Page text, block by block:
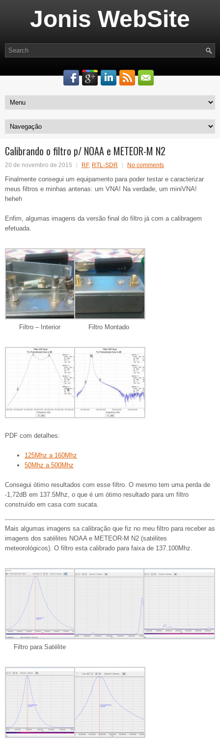
Jonis WebSite
Calibrando o filtro p/ NOAA e METEOR-M N2
20 de novembro de 2015 RF, RTL-SDR No comments
Finalmente consegui um equipamento para poder testar e caracterizar
meus filtros e minhas antenas: um VNA! Na verdade, um miniVNA!
heheh
Enfim, algumas imagens da versão final do filtro já com a calibragem
efetuada.
Filtro – Interior Filtro Montado
PDF com detalhes:
125Mhz a 160Mhz
50Mhz a 500Mhz
Consegui ótimo resultados com esse filtro. O mesmo tem uma perda de
-1,72dB em 137.5Mhz, o que é um ótimo resultado para um filtro
construído em casa com sucata.
Mais algumas imagens sa calibração que fiz no meu filtro para receber as
imagens dos satélites NOAA e METEOR-M N2 (satélites
meteorológicos). O filtro esta calibrado para faixa de 137.100Mhz.
Filtro para Satélite